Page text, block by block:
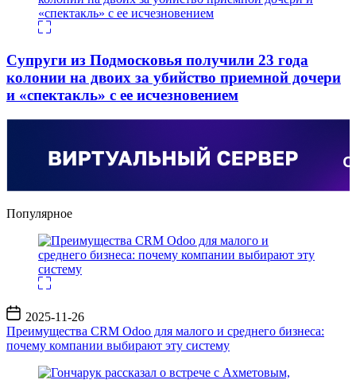
Супруги из Подмосковья получили 23 года
колонии на двоих за убийство приемной дочери
и «спектакль» с ее исчезновением
Популярное
Дата
записи
2025-11-26
Преимущества CRM Odoo для малого и среднего бизнеса:
почему компании выбирают эту систему